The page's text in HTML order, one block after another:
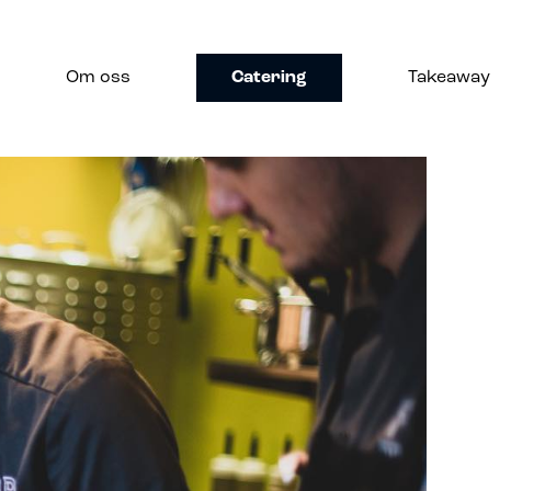
Om oss Catering Takeaway